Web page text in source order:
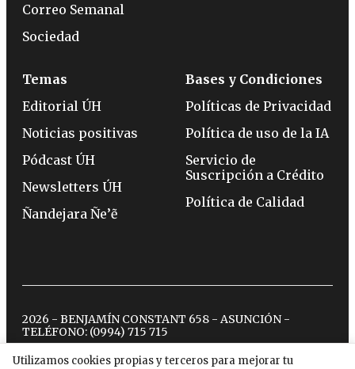
Utilizamos cookies propias y terceros para mejorar tu
Correo Semanal
Sociedad
Temas
Editorial ÚH
Noticias positivas
Pódcast ÚH
Newsletters ÚH
Ñandejara Ñe’ẽ
Bases y Condiciones
Políticas de Privacidad
Política de uso de la IA
Servicio de
Suscripción a Crédito
Política de Calidad
2026 - BENJAMÍN CONSTANT 658 - ASUNCIÓN -
TELÉFONO: (0994) 715 715